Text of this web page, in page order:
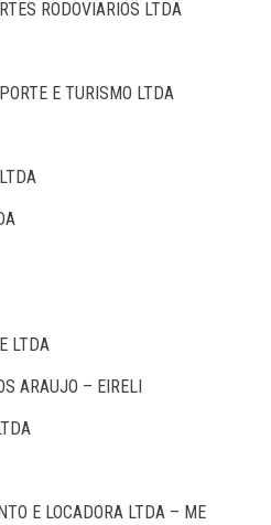
RODOVIARIOS LTDA
E TURISMO LTDA
LTDA
ARAUJO – EIRELI
E LOCADORA LTDA – ME